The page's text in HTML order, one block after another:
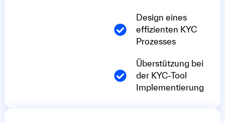
Design eines
effizienten KYC
Prozesses
Überstützung bei
der KYC-Tool
Implementierung